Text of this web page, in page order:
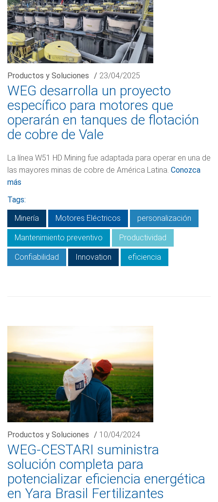
Productos y Soluciones / 23/04/2025
WEG desarrolla un proyecto
específico para motores que
operarán en tanques de flotación
de cobre de Vale
La línea W51 HD Mining fue adaptada para operar en una de
las mayores minas de cobre de América Latina. Conozca
más
Tags:
Minería
Motores Eléctricos personalización
Mantenimiento preventivo Productividad
Confiabilidad Innovation eficiencia
Productos y Soluciones / 10/04/2024
WEG-CESTARI suministra
solución completa para
potencializar eficiencia energética
en Yara Brasil Fertilizantes